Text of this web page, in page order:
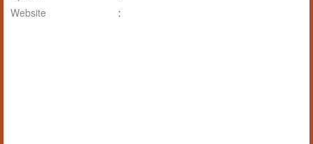
Website
: